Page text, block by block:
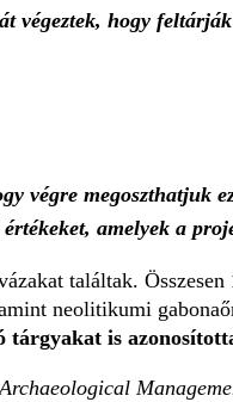
végeztek, hogy
végre megoszthatjuk
amelyek a
találtak. Összesen
neolitikumi
tárgyakat is
Archaeological